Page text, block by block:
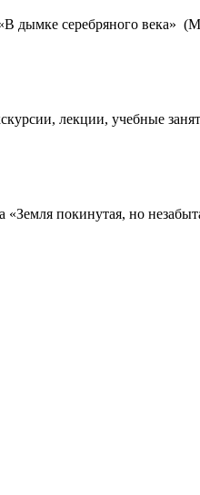
«В дымке серебряного
лекции, учебные
«Земля покинутая, но